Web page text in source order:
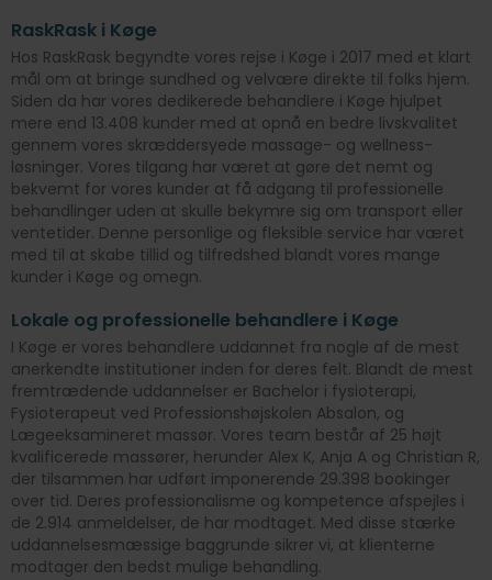
RaskRask i Køge
Hos RaskRask begyndte vores rejse i Køge i 2017 med et klart
mål om at bringe sundhed og velvære direkte til folks hjem.
Siden da har vores dedikerede behandlere i Køge hjulpet
mere end 13.408 kunder med at opnå en bedre livskvalitet
gennem vores skræddersyede massage- og wellness-
løsninger. Vores tilgang har været at gøre det nemt og
bekvemt for vores kunder at få adgang til professionelle
behandlinger uden at skulle bekymre sig om transport eller
ventetider. Denne personlige og fleksible service har været
med til at skabe tillid og tilfredshed blandt vores mange
kunder i Køge og omegn.
Lokale og professionelle behandlere i Køge
I Køge er vores behandlere uddannet fra nogle af de mest
anerkendte institutioner inden for deres felt. Blandt de mest
fremtrædende uddannelser er Bachelor i fysioterapi,
Fysioterapeut ved Professionshøjskolen Absalon, og
Lægeeksamineret massør. Vores team består af 25 højt
kvalificerede massører, herunder Alex K, Anja A og Christian R,
der tilsammen har udført imponerende 29.398 bookinger
over tid. Deres professionalisme og kompetence afspejles i
de 2.914 anmeldelser, de har modtaget. Med disse stærke
uddannelsesmæssige baggrunde sikrer vi, at klienterne
modtager den bedst mulige behandling.